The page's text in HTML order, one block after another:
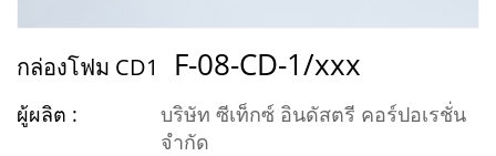
กับ
เรา
กล่องโฟม CD1 F-08-CD-1/xxx
ผู้ผลิต :
บริษัท ซีเท็กซ์ อินดัสตรี คอร์ปอเรชั่น
จำกัด